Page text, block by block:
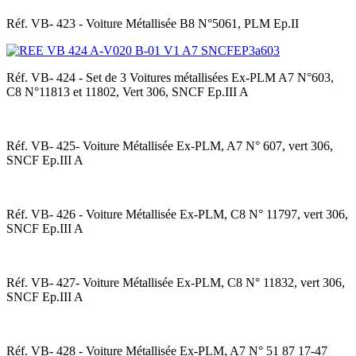
Réf. VB- 423 - Voiture Métallisée B8 N°5061, PLM Ep.II
Réf. VB- 424 - Set de 3 Voitures métallisées Ex-PLM A7 N°603,
C8 N°11813 et 11802, Vert 306, SNCF Ep.III A
Réf. VB- 425- Voiture Métallisée Ex-PLM, A7 N° 607, vert 306,
SNCF Ep.III A
Réf. VB- 426 - Voiture Métallisée Ex-PLM, C8 N° 11797, vert 306,
SNCF Ep.III A
Réf. VB- 427- Voiture Métallisée Ex-PLM, C8 N° 11832, vert 306,
SNCF Ep.III A
Réf. VB- 428 - Voiture Métallisée Ex-PLM, A7 N° 51 87 17-47